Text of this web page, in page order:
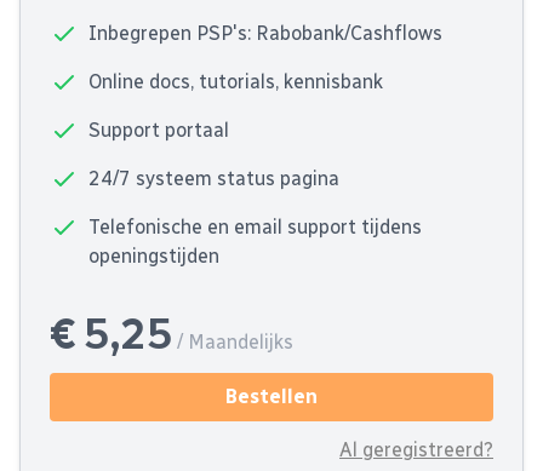
Inbegrepen PSP's: Rabobank/Cashflows
Online docs, tutorials, kennisbank
Support portaal
24/7 systeem status pagina
Telefonische en email support tijdens
openingstijden
€ 5,25 / Maandelijks
Bestellen
Al geregistreerd?